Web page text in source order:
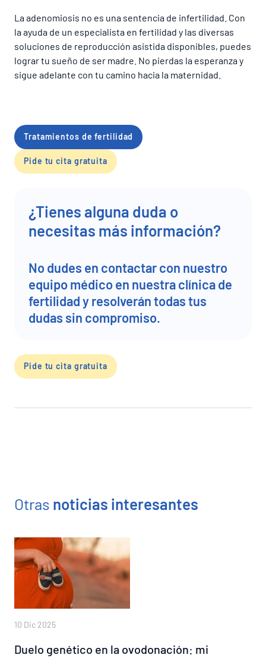
La adenomiosis no es una sentencia de infertilidad. Con
la ayuda de un especialista en fertilidad y las diversas
soluciones de reproducción asistida disponibles, puedes
lograr tu sueño de ser madre. No pierdas la esperanza y
sigue adelante con tu camino hacia la maternidad.
Tratamientos de fertilidad
Pide tu cita gratuita
¿Tienes alguna duda o
necesitas más información?
No dudes en contactar con nuestro
equipo médico en nuestra clínica de
fertilidad y resolverán todas tus
dudas sin compromiso.
Pide tu cita gratuita
Otras noticias interesantes
Duelo genético en la ovodonación: mi
10 Dic 2025